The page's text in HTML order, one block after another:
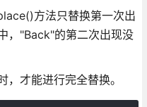
方法只替换第一次出
，"Back"的第二次出现没
才能进行完全替换。